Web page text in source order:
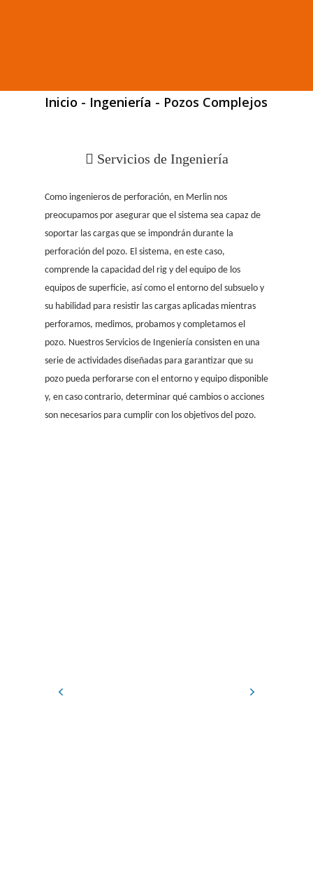
Inicio - Ingeniería - Pozos Complejos
 Servicios de Ingeniería
Como ingenieros de perforación, en Merlin nos
preocupamos por asegurar que el sistema sea capaz de
soportar las cargas que se impondrán durante la
perforación del pozo. El sistema, en este caso,
comprende la capacidad del rig y del equipo de los
equipos de superficie, así como el entorno del subsuelo y
su habilidad para resistir las cargas aplicadas mientras
perforamos, medimos, probamos y completamos el
pozo. Nuestros Servicios de Ingeniería consisten en una
serie de actividades diseñadas para garantizar que su
pozo pueda perforarse con el entorno y equipo disponible
y, en caso contrario, determinar qué cambios o acciones
son necesarios para cumplir con los objetivos del pozo.